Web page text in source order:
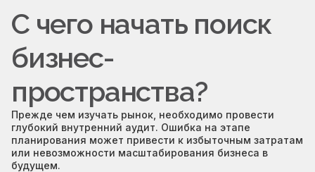
С чего начать поиск
бизнес-
пространства?
Прежде чем изучать рынок, необходимо провести
глубокий внутренний аудит. Ошибка на этапе
планирования может привести к избыточным затратам
или невозможности масштабирования бизнеса в
будущем.